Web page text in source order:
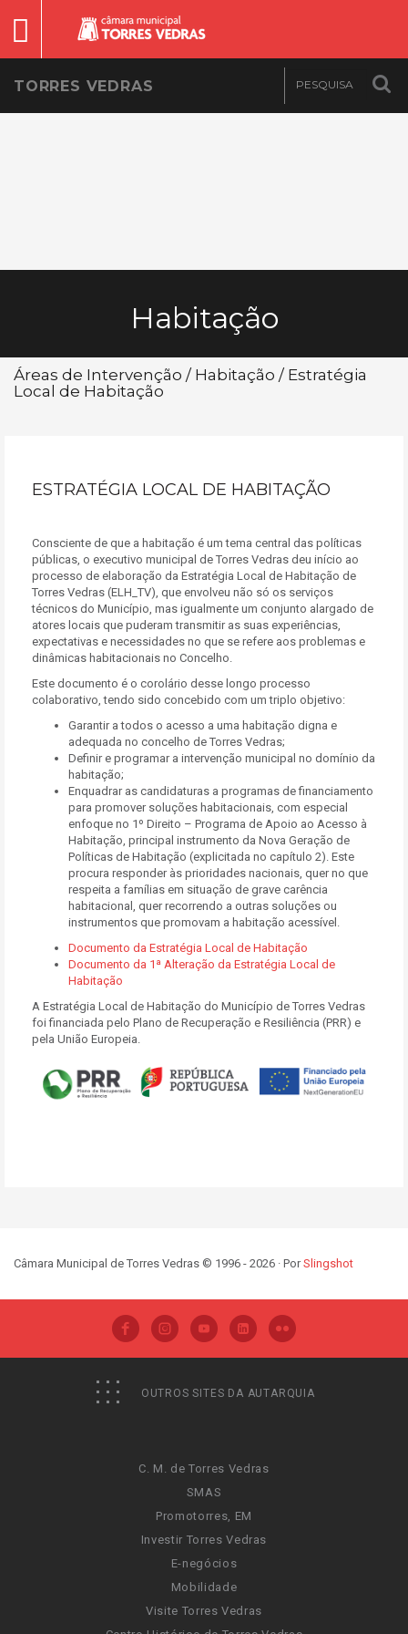
TORRES VEDRAS
Habitação
Áreas de Intervenção / Habitação / Estratégia
Local de Habitação
ESTRATÉGIA LOCAL DE HABITAÇÃO
Consciente de que a habitação é um tema central das políticas
públicas, o executivo municipal de Torres Vedras deu início ao
processo de elaboração da Estratégia Local de Habitação de
Torres Vedras (ELH_TV), que envolveu não só os serviços
técnicos do Município, mas igualmente um conjunto alargado de
atores locais que puderam transmitir as suas experiências,
expectativas e necessidades no que se refere aos problemas e
dinâmicas habitacionais no Concelho.
Este documento é o corolário desse longo processo
colaborativo, tendo sido concebido com um triplo objetivo:
Garantir a todos o acesso a uma habitação digna e
adequada no concelho de Torres Vedras;
Definir e programar a intervenção municipal no domínio da
habitação;
Enquadrar as candidaturas a programas de financiamento
para promover soluções habitacionais, com especial
enfoque no 1º Direito – Programa de Apoio ao Acesso à
Habitação, principal instrumento da Nova Geração de
Políticas de Habitação (explicitada no capítulo 2). Este
procura responder às prioridades nacionais, quer no que
respeita a famílias em situação de grave carência
habitacional, quer recorrendo a outras soluções ou
instrumentos que promovam a habitação acessível.
Documento da Estratégia Local de Habitação
Documento da 1ª Alteração da Estratégia Local de
Habitação
A Estratégia Local de Habitação do Município de Torres Vedras
foi financiada pelo Plano de Recuperação e Resiliência (PRR) e
pela União Europeia.
Câmara Municipal de Torres Vedras © 1996 - 2026 · PorSlingshot
OUTROS SITES DA AUTARQUIA
C. M. de Torres Vedras
SMAS
Promotorres, EM
Investir Torres Vedras
E-negócios
Mobilidade
Visite Torres Vedras